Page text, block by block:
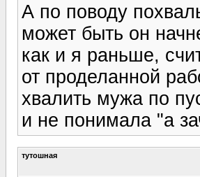
А по поводу
может быть он
как и я раньше,
от проделанной
хвалить мужа по
и не понимала "а
тутошная